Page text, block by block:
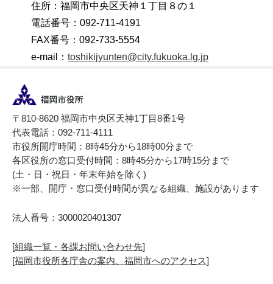
住所：福岡市中央区天神１丁目８の１
電話番号：092-711-4191
FAX番号：092-733-5554
e-mail：toshikijyunten@city.fukuoka.lg.jp
〒810-8620 福岡市中央区天神1丁目8番1号
代表電話：092-711-4111
市役所開庁時間：8時45分から18時00分まで
各区役所の窓口受付時間：8時45分から17時15分まで
(土・日・祝日・年末年始を除く)
※一部、開庁・窓口受付時間が異なる組織、施設があります
法人番号：3000020401307
[組織一覧・各課お問い合わせ先]
[福岡市役所各庁舎の案内、福岡市へのアクセス]